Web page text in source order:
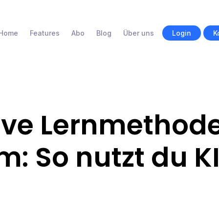
Features Abo Blog Über uns Login
So nutzt du